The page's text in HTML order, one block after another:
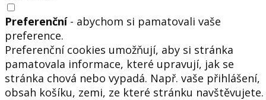
Preferenční- abychom si pamatovali vaše
preference.
Preferenční cookies umožňují, aby si stránka
pamatovala informace, které upravují, jak se
stránka chová nebo vypadá. Např. vaše přihlášení,
obsah košíku, zemi, ze které stránku navštěvujete.